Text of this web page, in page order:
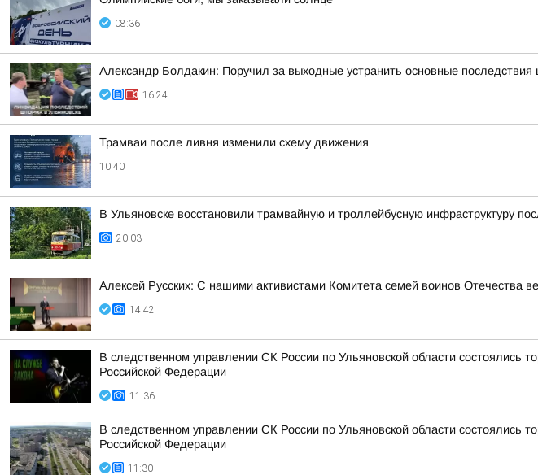
08:36
Александр Болдакин: Поручил за выходные устранить основные последствия
16:24
Трамваи после ливня изменили схему движения
10:40
В Ульяновске восстановили трамвайную и троллейбусную инфраструктуру
20:03
Алексей Русских: С нашими активистами Комитета семей воинов Отечества
14:42
В следственном управлении СК России по Ульяновской области состоялись
Российской Федерации
11:36
В следственном управлении СК России по Ульяновской области состоялись
Российской Федерации
11:30